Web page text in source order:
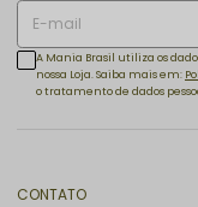
CONTATO
A Mania Brasil utiliza os
nossa Loja. Saiba mais em:
o tratamento de dados